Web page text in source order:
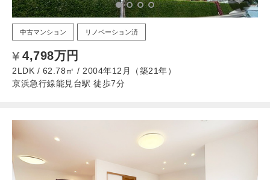
中古マンション リノベーション済
4,798万円
2LDK / 62.78㎡ / 2004年12月（築21年）
京浜急行線能見台駅 徒歩7分